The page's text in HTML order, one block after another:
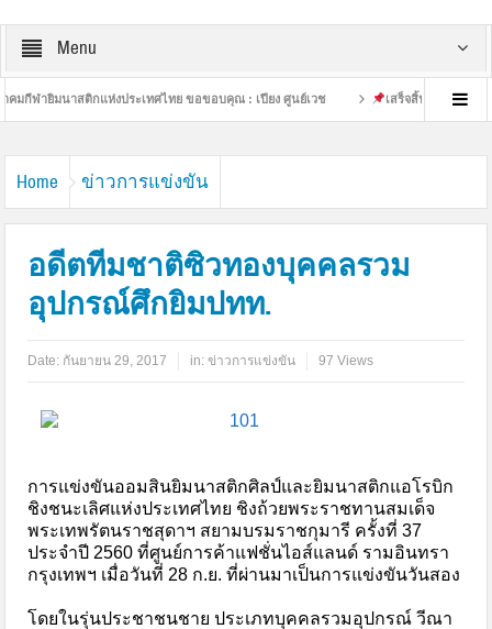
Menu
นาสติกแห่งประเทศไทย ขอขอบคุณ : เปียง ศูนย์เวช เสร็จสิ้นการฝึกซ้อมที่หนักขอ
Home ข่าวการแข่งขัน
อดีตทีมชาติซิวทองบุคคลรวม
อุปกรณ์ศึกยิมปทท.
Date: กันยายน 29, 2017 in:ข่าวการแข่งขัน 97 Views
การแข่งขันออมสินยิมนาสติกศิลป์และยิมนาสติกแอโรบิก
ชิงชนะเลิศแห่งประเทศไทย ชิงถ้วยพระราชทานสมเด็จ
พระเทพรัตนราชสุดาฯ สยามบรมราชกุมารี ครั้งที่ 37
ประจำปี 2560 ที่ศูนย์การค้าแฟชั่นไอส์แลนด์ รามอินทรา
กรุงเทพฯ เมื่อวันที่ 28 ก.ย. ที่ผ่านมาเป็นการแข่งขันวันสอง
โดยในรุ่นประชาชนชาย ประเภทบุคคลรวมอุปกรณ์ วีณา